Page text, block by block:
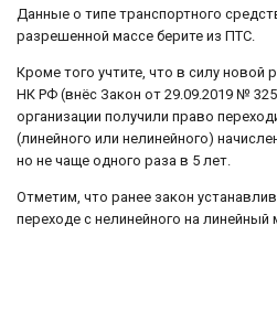
Данные о типе транспортного
разрешенной массе берите из ПТС.
Кроме того учтите, что в силу новой
НК РФ (внёс Закон от 29.09.2019 №
организации получили право
(линейного или нелинейного)
но не чаще одного раза в 5 лет.
Отметим, что ранее закон
переходе с нелинейного на линейный